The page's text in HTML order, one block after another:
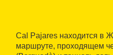
Cal Pajares находится в
маршруте, проходящем